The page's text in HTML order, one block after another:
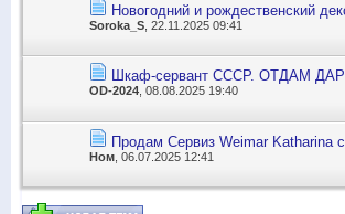
Новогодний и рождественский
Soroka_S , 22.11.2025 09:41
Шкаф-сервант СССР. ОТДАМ
OD-2024 , 08.08.2025 19:40
Продам Сервиз Weimar Katharina
Ном , 06.07.2025 12:41